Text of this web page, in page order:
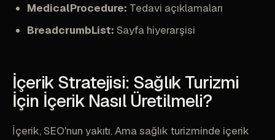
MedicalProcedure: Tedavi açıklamaları
BreadcrumbList: Sayfa hiyerarşisi
İçerik Stratejisi: Sağlık Turizmi
İçin İçerik Nasıl Üretilmeli?
İçerik, SEO'nun yakıtı. Ama sağlık turizminde içerik